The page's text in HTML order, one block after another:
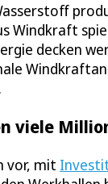
Windkraft
decken
viele
vor, mit